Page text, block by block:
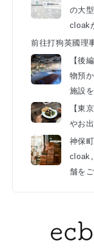
の大
cloak
前往打狗英國理
【後
物預
施設
【東
やお
神保
cloak
舗を